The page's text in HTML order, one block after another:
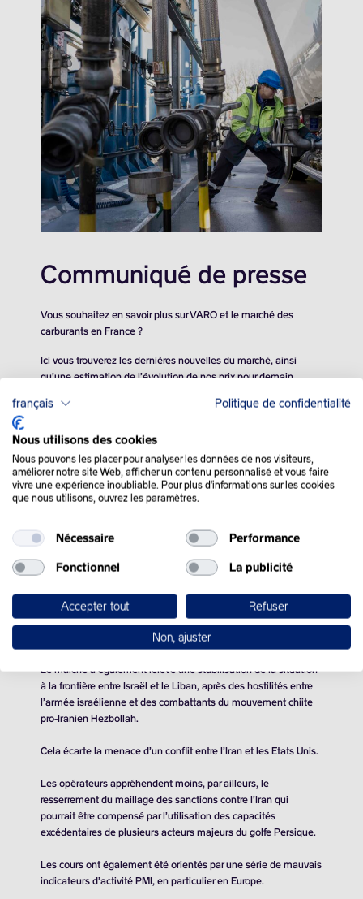
Communiqué de presse
Vous souhaitez en savoir plus sur VARO et le marché des
carburants en France ?
Ici vous trouverez les dernières nouvelles du marché, ainsi
qu’une estimation de l’évolution de nos prix pour demain.
DANS LE MONDE :
des préoccupations du marché quant à la trajectoire de
l’économie mondiale, tandis que la situation au Proche-Orient
semble contenue, pour l’heure.
Le marché a également relevé une stabilisation de la situation
à la frontière entre Israël et le Liban, après des hostilités entre
l’armée israélienne et des combattants du mouvement chiite
pro-Iranien Hezbollah.
Cela écarte la menace d’un conflit entre l’Iran et les Etats Unis.
Les opérateurs appréhendent moins, par ailleurs, le
resserrement du maillage des sanctions contre l’Iran qui
pourrait être compensé par l’utilisation des capacités
excédentaires de plusieurs acteurs majeurs du golfe Persique.
Les cours ont également été orientés par une série de mauvais
indicateurs d’activité PMI, en particulier en Europe.
français Politique de confidentialité
Nous utilisons des cookies
Nous pouvons les placer pour analyser les données de nos visiteurs,
améliorer notre site Web, afficher un contenu personnalisé et vous faire
vivre une expérience inoubliable. Pour plus d'informations sur les cookies
que nous utilisons, ouvrez les paramètres.
Nécessaire Performance
Fonctionnel La publicité
Accepter tout Refuser
Non, ajuster